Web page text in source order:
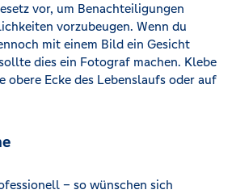
vor, um Benachteiligungen
vorzubeugen. Wenn du
mit einem Bild ein Gesicht
dies ein Fotograf machen. Klebe
obere Ecke des Lebenslaufs oder auf
– so wünschen sich